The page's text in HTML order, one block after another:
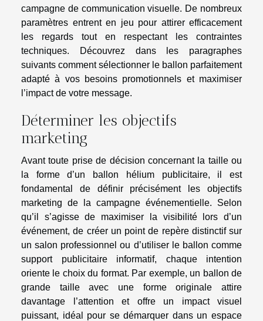
campagne de communication visuelle. De nombreux
paramètres entrent en jeu pour attirer efficacement
les regards tout en respectant les contraintes
techniques. Découvrez dans les paragraphes
suivants comment sélectionner le ballon parfaitement
adapté à vos besoins promotionnels et maximiser
l’impact de votre message.
Déterminer les objectifs
marketing
Avant toute prise de décision concernant la taille ou
la forme d’un ballon hélium publicitaire, il est
fondamental de définir précisément les objectifs
marketing de la campagne événementielle. Selon
qu’il s’agisse de maximiser la visibilité lors d’un
événement, de créer un point de repère distinctif sur
un salon professionnel ou d’utiliser le ballon comme
support publicitaire informatif, chaque intention
oriente le choix du format. Par exemple, un ballon de
grande taille avec une forme originale attire
davantage l’attention et offre un impact visuel
puissant, idéal pour se démarquer dans un espace